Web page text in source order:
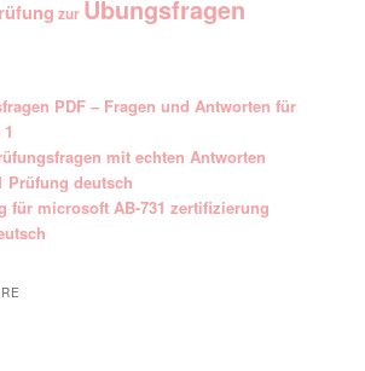
zur Übungsfragen
PDF – Fragen und Antworten für
mit echten Antworten
Prüfung deutsch
für microsoft AB-731 zertifizierung